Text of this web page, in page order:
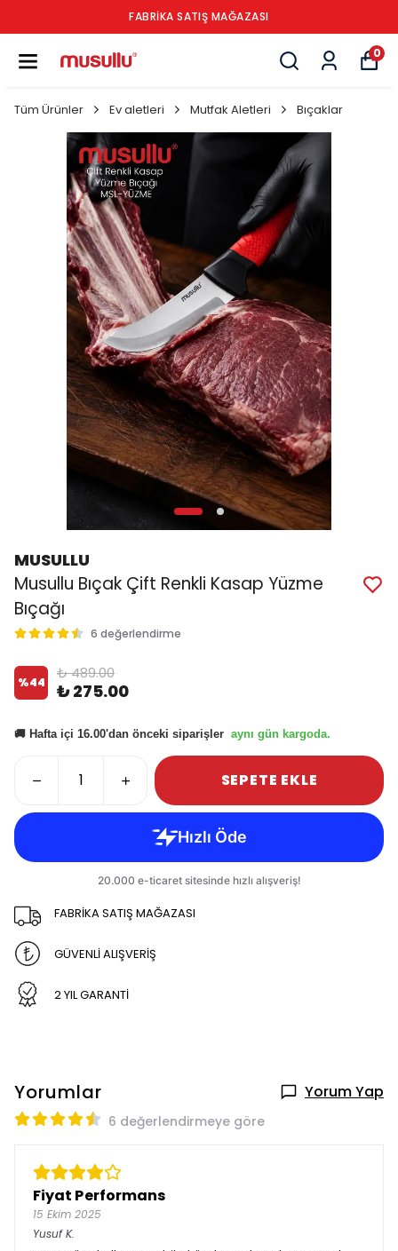
FABRİKA SATIŞ MAĞAZASI
0
Tüm Ürünler Ev aletleri Mutfak Aletleri Bıçaklar
MUSULLU
Musullu Bıçak Çift Renkli Kasap Yüzme
Bıçağı
6 değerlendirme
%44
₺ 489.00
₺ 275.00
🚚 Hafta içi 16.00'dan önceki siparişler aynı gün kargoda.
SEPETE EKLE
FABRİKA SATIŞ MAĞAZASI
GÜVENLİ ALIŞVERİŞ
2 YIL GARANTİ
Yorumlar Yorum Yap
6 değerlendirmeye göre
Fiyat Performans
15 Ekim 2025
Yusuf K.